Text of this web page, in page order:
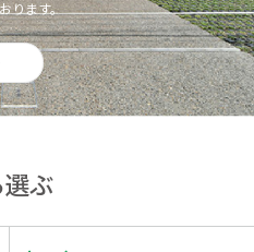
ります。
ぶ